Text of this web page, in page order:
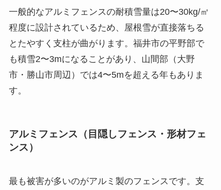
一般的なアルミフェンスの耐積雪量は20〜30kg/㎡
程度に設計されているため、屋根雪が直接落ちる
とたやすく支柱が曲がります。福井市の平野部で
も積雪2〜3mになることがあり、山間部（大野
市・勝山市周辺）では4〜5mを超える年もありま
す。
アルミフェンス（目隠しフェンス・形材フェ
ンス）
最も被害が多いのがアルミ製のフェンスです。支